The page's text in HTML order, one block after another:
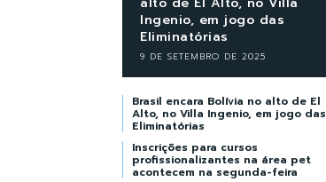
Ingenio, em jogo das
Eliminatórias
9 DE SETEMBRO DE 2025
Brasil encara Bolívia no alto de El
Alto, no Villa Ingenio, em jogo das
Eliminatórias
Inscrições para cursos
profissionalizantes na área pet
acontecem na segunda-feira